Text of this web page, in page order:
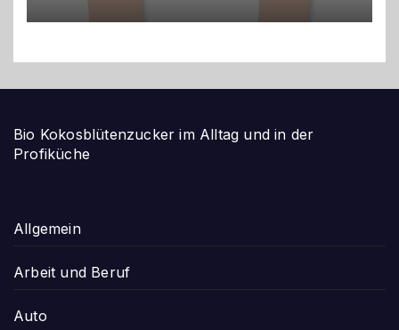
Bio Kokosblütenzucker im Alltag und in der
Profiküche
Allgemein
Arbeit und Beruf
Auto